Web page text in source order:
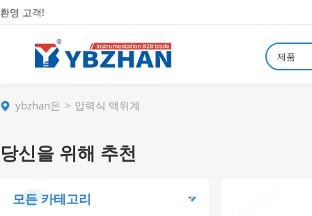
환영 고객!
제품
ybzhan은 압력식 액위계
당신을 위해 추천
모든 카테고리